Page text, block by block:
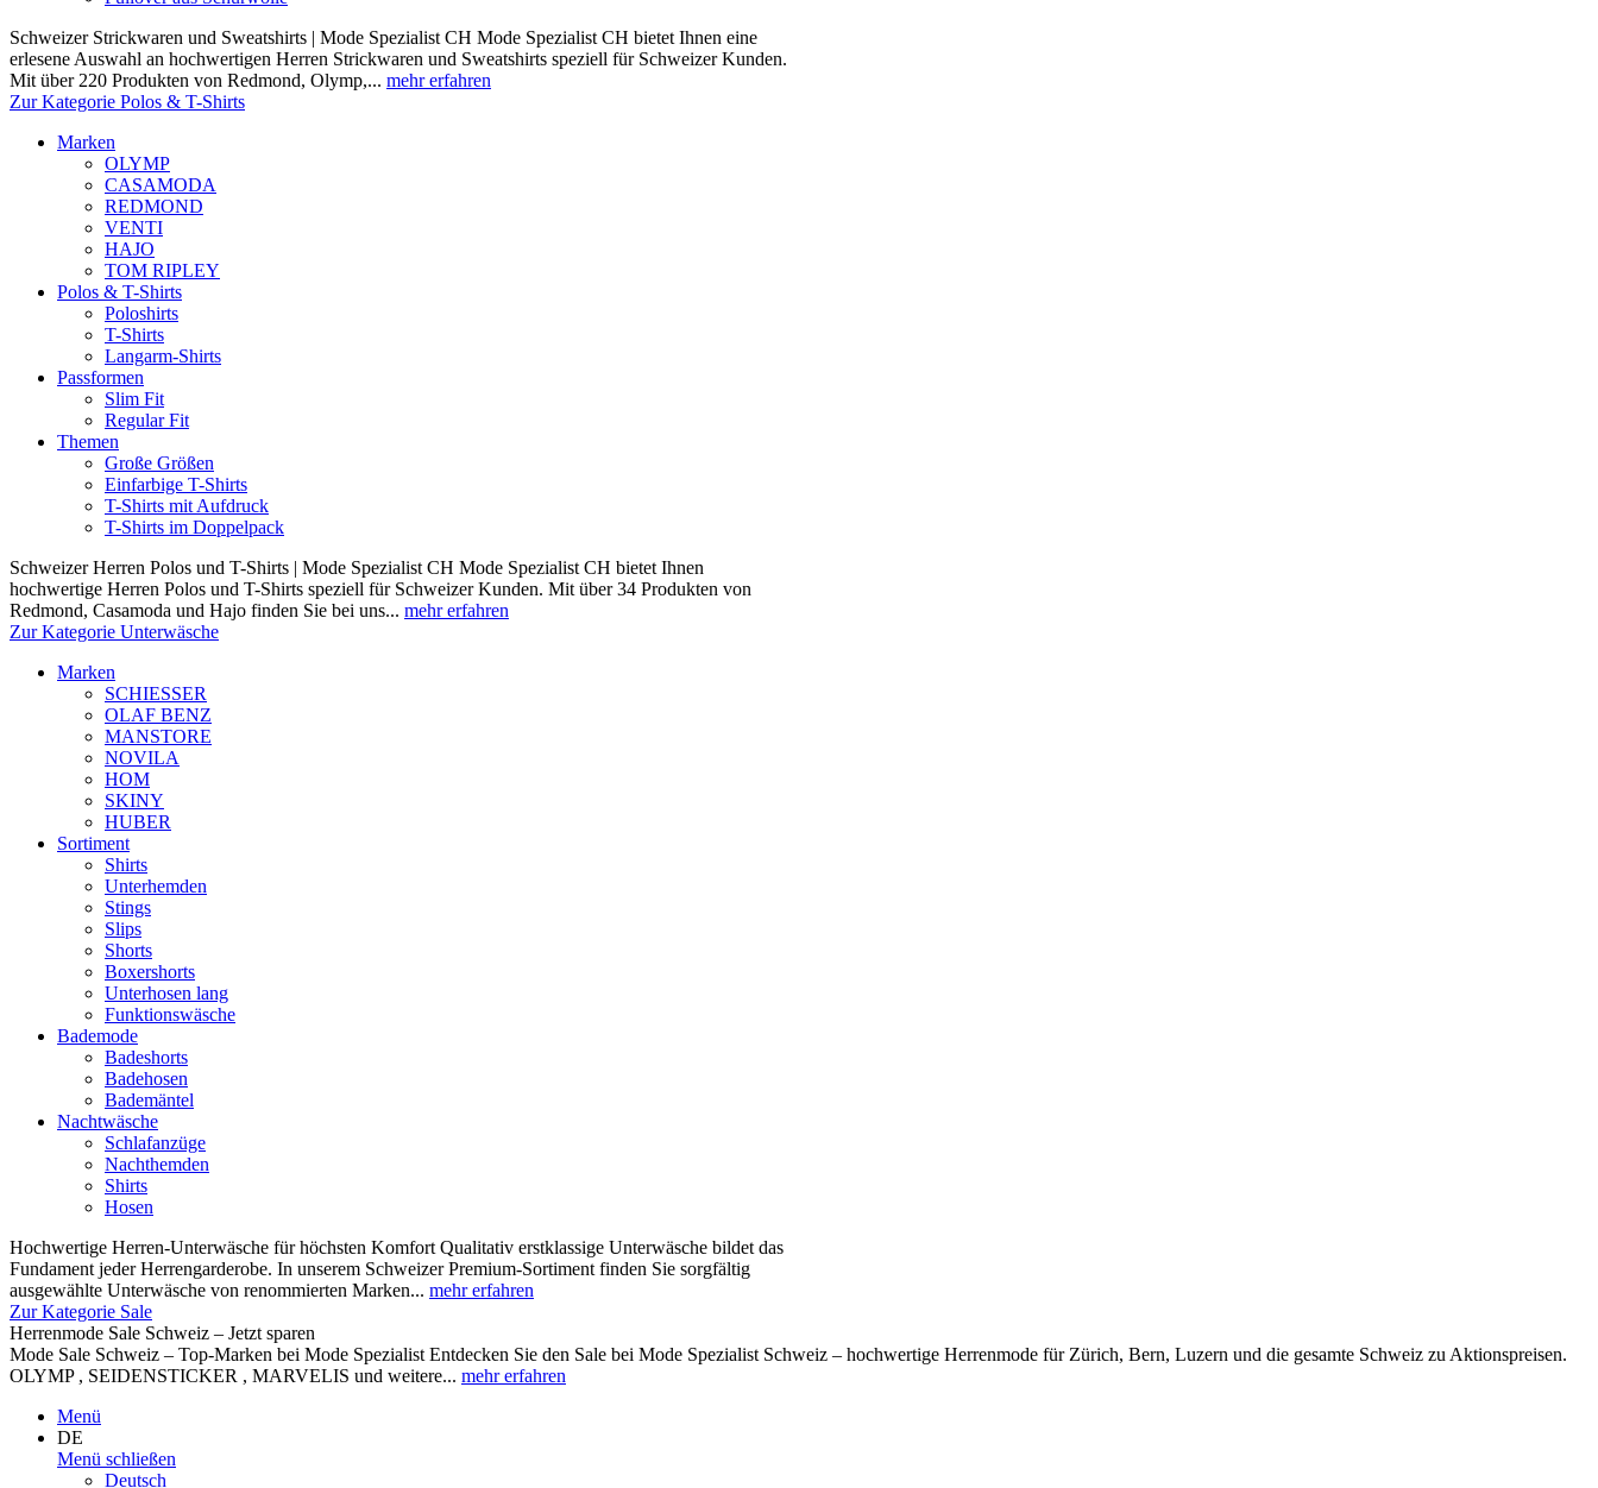
Schweizer Strickwaren und Sweatshirts | Mode Spezialist CH Mode Spezialist CH bietet Ihnen eine
erlesene Auswahl an hochwertigen Herren Strickwaren und Sweatshirts speziell für Schweizer Kunden.
Mit über 220 Produkten von Redmond, Olymp,... mehr erfahren
Zur Kategorie Polos & T-Shirts
Marken
OLYMP
CASAMODA
REDMOND
VENTI
HAJO
TOM RIPLEY
Polos & T-Shirts
Poloshirts
T-Shirts
Langarm-Shirts
Passformen
Slim Fit
Regular Fit
Themen
Große Größen
Einfarbige T-Shirts
T-Shirts mit Aufdruck
T-Shirts im Doppelpack
Schweizer Herren Polos und T-Shirts | Mode Spezialist CH Mode Spezialist CH bietet Ihnen
hochwertige Herren Polos und T-Shirts speziell für Schweizer Kunden. Mit über 34 Produkten von
Redmond, Casamoda und Hajo finden Sie bei uns... mehr erfahren
Zur Kategorie Unterwäsche
Marken
SCHIESSER
OLAF BENZ
MANSTORE
NOVILA
HOM
SKINY
HUBER
Sortiment
Shirts
Unterhemden
Stings
Slips
Shorts
Boxershorts
Unterhosen lang
Funktionswäsche
Bademode
Badeshorts
Badehosen
Bademäntel
Nachtwäsche
Schlafanzüge
Nachthemden
Shirts
Hosen
Hochwertige Herren-Unterwäsche für höchsten Komfort Qualitativ erstklassige Unterwäsche bildet das
Fundament jeder Herrengarderobe. In unserem Schweizer Premium-Sortiment finden Sie sorgfältig
ausgewählte Unterwäsche von renommierten Marken... mehr erfahren
Zur Kategorie Sale
Herrenmode Sale Schweiz – Jetzt sparen
Mode Sale Schweiz – Top-Marken bei Mode Spezialist Entdecken Sie den Sale bei Mode Spezialist Schweiz – hochwertige Herrenmode für Zürich, Bern, Luzern und die gesamte Schweiz zu Aktionspreisen.
OLYMP , SEIDENSTICKER , MARVELIS und weitere... mehr erfahren
Menü
DE
Menü schließen
Deutsch